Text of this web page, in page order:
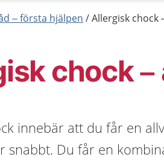
– första hjälpen Allergisk chock
chock
innebär att du får en
snabbt. Du får en